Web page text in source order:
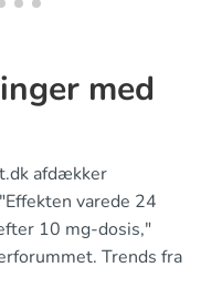
med
afdækker
varede 24
10 mg-dosis,"
Trends fra